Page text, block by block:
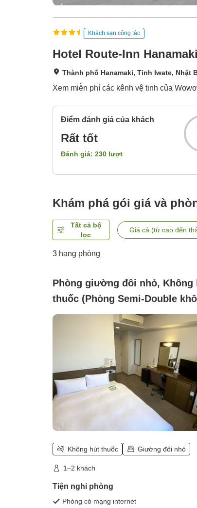
Khách sạn công tác
Hotel Route-Inn Hanamaki
Thành phố Hanamaki, Tỉnh Iwate, Nhật
Xem miễn phí các kênh vệ tinh của
Điểm đánh giá của khách
Rất tốt
Đánh giá: 230 lượt
Khám phá gói giá và
Tất cả bộ
lọc
Giá cả (từ cao đến
3 hạng phòng
Phòng giường đôi nhỏ, Không
thuốc (Phòng Semi-Double
thuốc 【Kết nối Wi-Fi miễn
bị máy lọc không khí tạo ẩm】)
Không hút thuốc Giường đôi nhỏ
1–2 khách
Tiện nghi phòng
Phòng có mạng internet